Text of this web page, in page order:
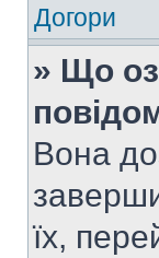
Догори
» Що
Вона
їх,